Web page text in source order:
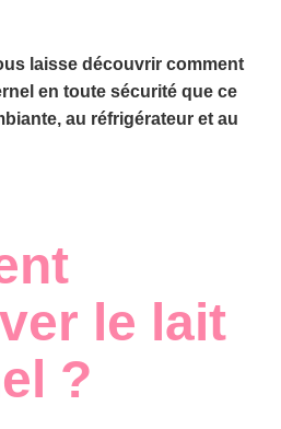
laisse découvrir comment
en toute sécurité que ce
au réfrigérateur et au
le lait
?